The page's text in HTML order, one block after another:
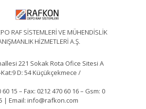
RAF SİSTEMLERİ VE MÜHENDİSLİK
HİZMETLERİ A.Ş.
221 Sokak Rota Ofice Sitesi A
D: 54 Küçükçekmece /
60 15 – Fax: 0212 470 60 16 – Gsm: 0
| Email: info@rafkon.com